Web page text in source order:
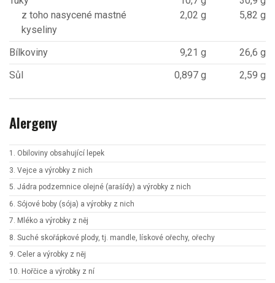
z toho nasycené mastné
kyseliny
2,02 g
5,82 g
Bílkoviny 9,21 g
26,6 g
Sůl
0,897 g 2,59 g
Alergeny
1. Obiloviny obsahující lepek
3. Vejce a výrobky z nich
5. Jádra podzemnice olejné (arašídy) a výrobky z nich
6. Sójové boby (sója) a výrobky z nich
7. Mléko a výrobky z něj
8. Suché skořápkové plody, tj. mandle, lískové ořechy, ořechy
9. Celer a výrobky z něj
10. Hořčice a výrobky z ní